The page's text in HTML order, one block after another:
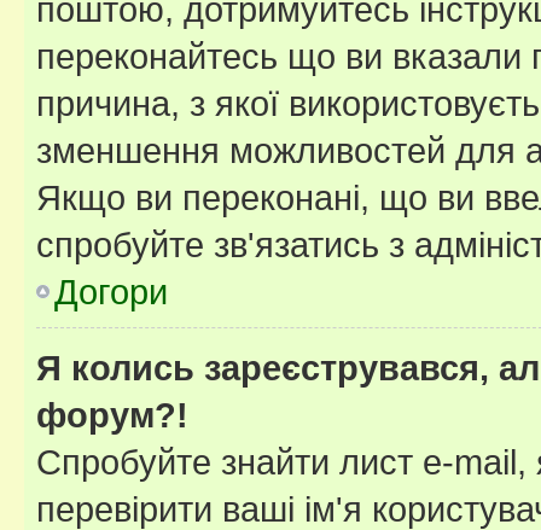
поштою, дотримуйтесь
переконайтесь що ви
причина, з якої
зменшення можливостей для
Якщо ви переконані, що ви
спробуйте зв'язатись з
Догори
Я колись зареєструвався,
форум?!
Спробуйте знайти лист e-mail,
перевірити ваші ім'я